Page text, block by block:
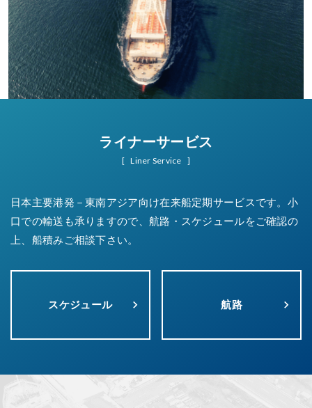
ライナーサービス
Liner Service
日本主要港発－東南アジア向け在来船定期サービスです。小
口での輸送も承りますので、航路・スケジュールをご確認の
上、船積みご相談下さい。
スケジュール keyboard_arrow_right 航路 keyboard_arrow_right